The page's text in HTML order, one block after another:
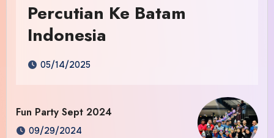
Percutian Ke Batam
Indonesia
05/14/2025
Fun Party Sept 2024
09/29/2024